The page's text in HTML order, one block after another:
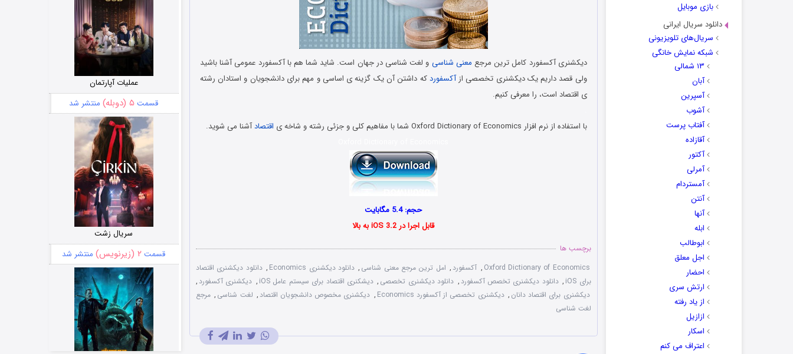
بازی موبایل
دانلود سریال ایرانی
سریال‌های تلویزیونی
شبکه نمایش خانگی
۱۳ شمالی
آبان
آسپرین
آشوب
آفتاب پرست
آقازاده
آکتور
آمرلی
آمستردام
آنتن
آنها
ابله
ابوطالب
اجل معلق
احضار
ارتش سری
از یاد رفته
ازازیل
اسکار
اعتراف می کنم
دیکشنری آکسفورد کامل ترین مرجع معنی شناسی و لغت شناسی در جهان است. شاید شما هم با آکسفورد عمومی آشنا باشید
ولی قصد داریم یک دیکشنری تخصصی ازآکسفوردکه داشتن آن یک گزینه ی اساسی و مهم برای دانشجویان و استادان رشته
ی اقتصاد است، را معرفی کنیم.
با استفاده از نرم افزار Oxford Dictionary of Economics شما با مفاهیم کلی و جزئی رشته و شاخه ی
اقتصادآشنا می شوید.
حجم: 5.4 مگابایت
قابل اجرا در iOS 3.2 به بالا
برچسب ها
Oxford Dictionary of Economics
, آکسفورد , امل ترین مرجع معنی شناسی , دانلود دیکشنری Economics , دانلود دیکشنری اقتصاد
برای iOS
, دانلود دیکشنری تخصص آکسفورد , دانلود دیکشنری تخصصی , دیشکنری اقتصاد برای سیستم عامل iOS , دیکشنری آکسفورد ,
دیکشنری برای اقتصاد دانان , دیکشنری تخصصی از آکسفورد Economics , دیکشنری مخصوص دانشجویان اقتصاد , لغت شناسی , مرجع
لغت شناسی
عملیات آپارتمان
قسمت ۵ (دوبله) منتشر شد
سریال زشت
قسمت ۲ (زیرنویس) منتشر شد